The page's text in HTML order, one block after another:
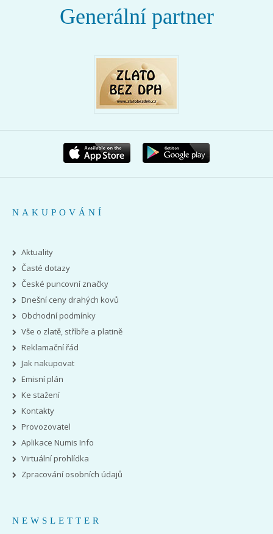
Generální partner
NAKUPOVÁNÍ
Aktuality
Časté dotazy
České puncovní značky
Dnešní ceny drahých kovů
Obchodní podmínky
Vše o zlatě, stříbře a platině
Reklamační řád
Jak nakupovat
Emisní plán
Ke stažení
Kontakty
Provozovatel
Aplikace Numis Info
Virtuální prohlídka
Zpracování osobních údajů
NEWSLETTER